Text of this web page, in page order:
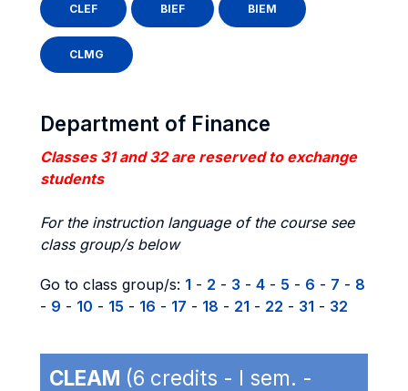
CLEF BIEF BIEM
CLMG
Department of Finance
Classes 31 and 32 are reserved to exchange
students
For the instruction language of the course see
class group/s below
Go to class group/s: 1 - 2 - 3 - 4 - 5 - 6 - 7 - 8
- 9 - 10 - 15 - 16 - 17 - 18 - 21 - 22 - 31 - 32
CLEAM (6 credits - I sem. -